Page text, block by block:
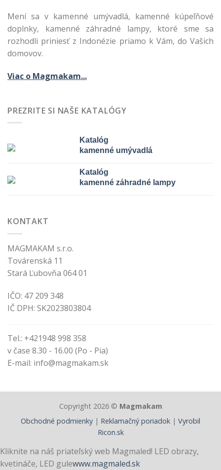
Mení sa v kamenné umývadlá, kamenné kúpeľňové
doplnky, kamenné záhradné lampy, ktoré sme sa
rozhodli priniesť z Indonézie priamo k Vám, do Vašich
domovov.
Viac o Magmakam...
PREZRITE SI NAŠE KATALÓGY
Katalóg
kamenné umývadlá
Katalóg
kamenné záhradné lampy
KONTAKT
MAGMAKAM s.r.o.
Továrenská 11
Stará Ľubovňa 064 01
IČO: 47 209 348
IČ DPH: SK2023803804
Tel.: +421948 998 358
v čase 8.30 - 16.00 (Po - Pia)
E-mail: info@magmakam.sk
Copyright 2026 © Magmakam
Obchodné podmienky | Reklamačný poriadok | Vyrobil
Ricon.sk
Kliknite na náš priateľský web Magmaled! LED obrazy,
kvetináče, LED gulewww.magmaled.sk